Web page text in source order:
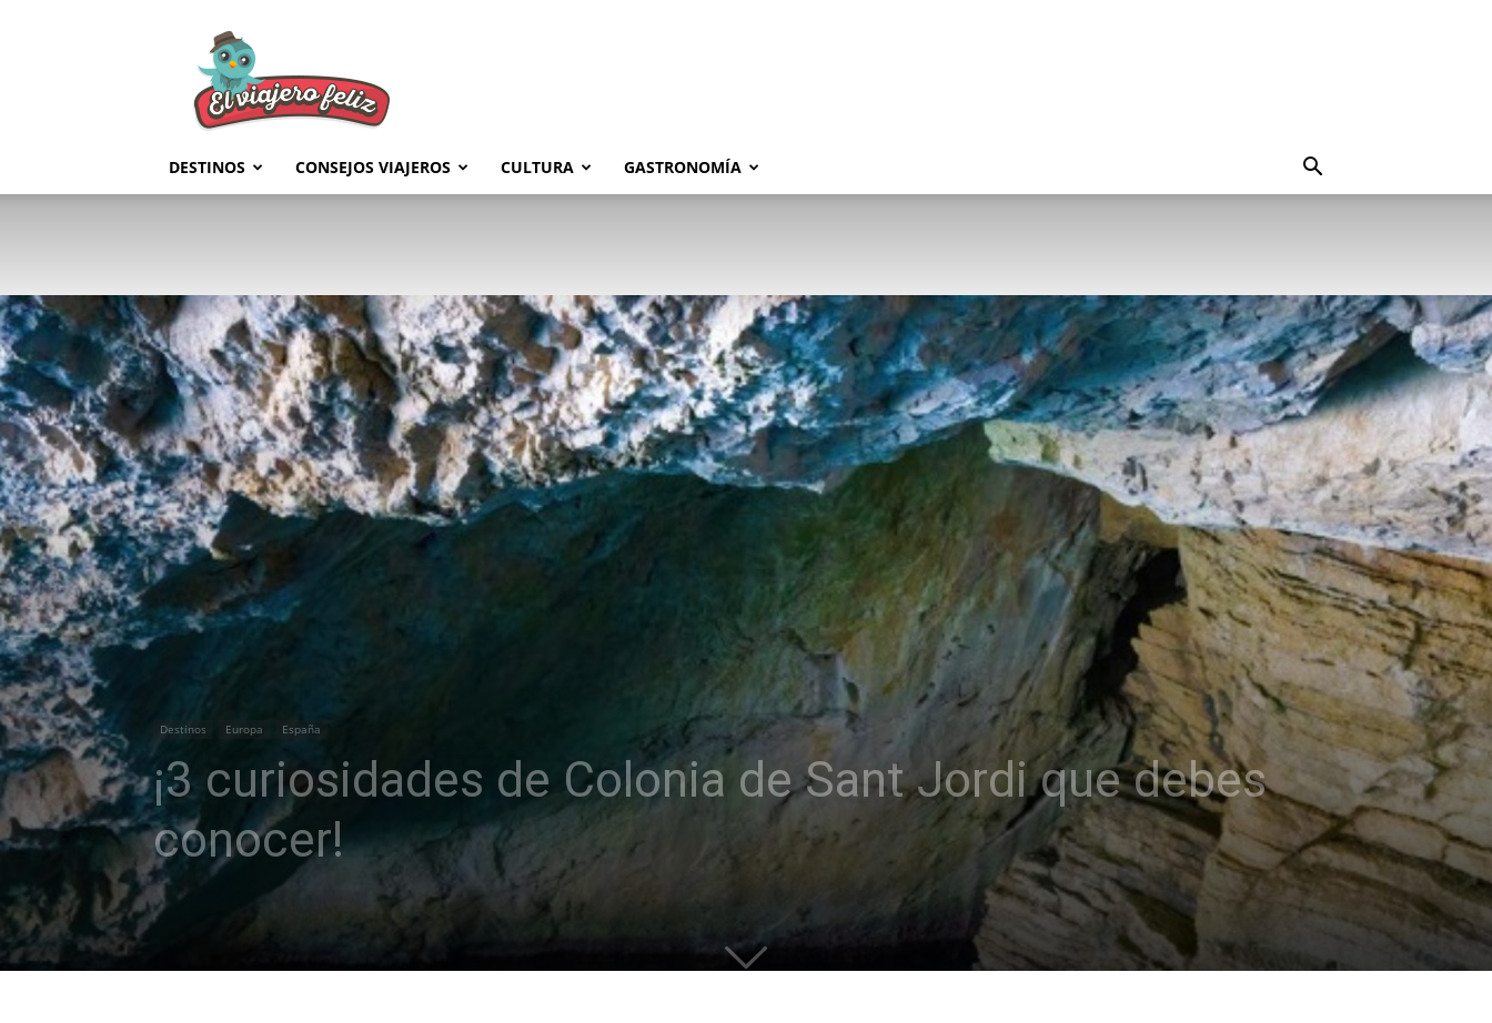
Feliz
DESTINOS CONSEJOS VIAJEROS CULTURA GASTRONOMÍA
Destinos Europa España
¡3 curiosidades de Colonia de Sant Jordi que debes
conocer!